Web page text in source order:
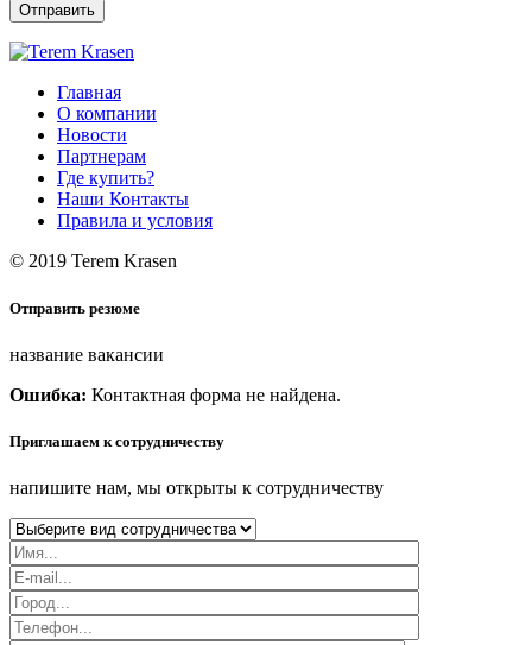
Отправить
Главная
О компании
Новости
Партнерам
Где купить?
Наши Контакты
Правила и условия
© 2019 Terem Krasen
Отправить резюме
название вакансии
Ошибка: Контактная форма не найдена.
Приглашаем к сотрудничеству
напишите нам, мы открыты к сотрудничеству